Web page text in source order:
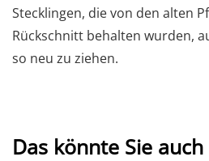
Stecklingen, die von den alten
Rückschnitt behalten wurden,
so neu zu ziehen.
Das könnte Sie